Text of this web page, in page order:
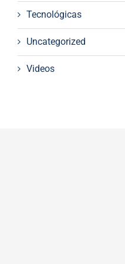
Tecnológicas
Uncategorized
Videos